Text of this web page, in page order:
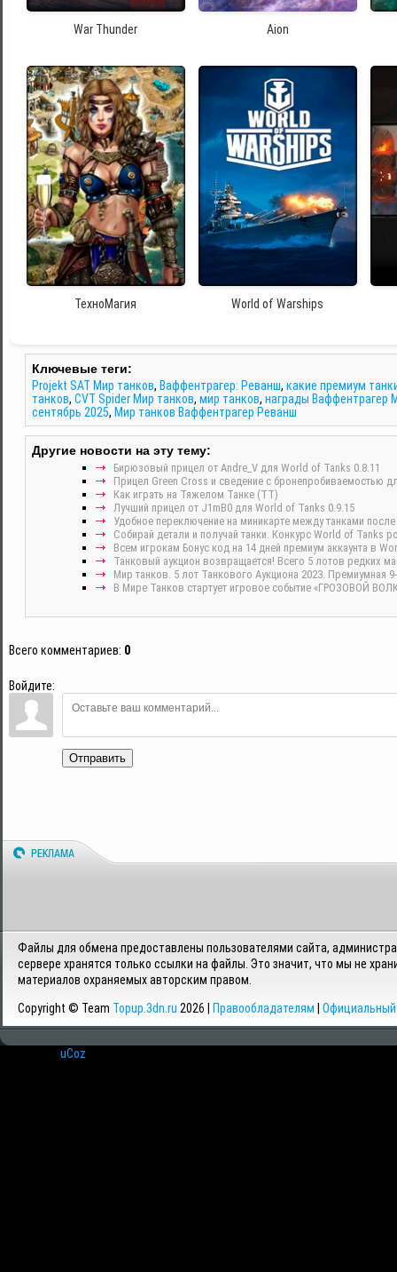
War Thunder Aion
ТехноМагия World of Warships
Ключевые теги:
Projekt SAT Мир танков, Ваффентрагер: Реванш, какие премиум
танков, CVT Spider Мир танков, мир танков, награды Ваффентрагер
сентябрь 2025, Мир танков Ваффентрагер Реванш
Другие новости на эту тему:
Бирюзовый прицел от Andre_V для World of Tanks 0.8.11
Прицел Green Cross и сведение с бронепробиваемостью
Как играть на Тяжелом Танке (ТT)
Лучший прицел от J1mB0 для World of Tanks 0.9.15
Удобное переключение на миникарте между танками после
Собирай детали и получай танки. Конкурс World of Tanks
Всем игрокам Бонус код на 14 дней премиум аккаунта в
Танковый аукцион возвращается! Всего 5 лотов редких
Мир танков. 5 лот Танкового Аукциона 2023. Премиумная
В Мире Танков стартует игровое событие «ГРОЗОВОЙ
Всего комментариев: 0
Войдите:
Отправить
Файлы для обмена предоставлены пользователями сайта,
сервере хранятся только ссылки на файлы. Это значит, что мы не
материалов охраняемых авторским правом.
Copyright © Team Topup.3dn.ru 2026 | Правообладателям Официальный
uCoz